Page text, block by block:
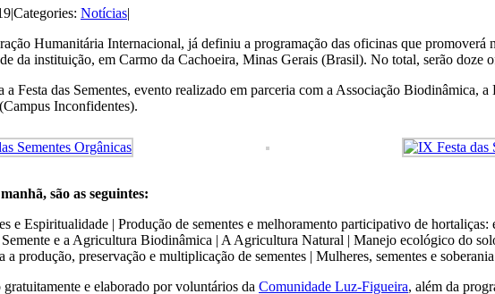
|Categories: Notícias|
Humanitária Internacional, já definiu a programação das oficinas que promoverá
da instituição, em Carmo da Cachoeira, Minas Gerais (Brasil). No total, serão doze
a Festa das Sementes, evento realizado em parceria com a Associação
Inconfidentes).
são as seguintes:
Espiritualidade | Produção de sementes e melhoramento participativo de
e a Agricultura Biodinâmica | A Agricultura Natural | Manejo ecológico do
produção, preservação e multiplicação de sementes | Mulheres, sementes e soberania
e elaborado por voluntários da Comunidade Luz-Figueira, além da